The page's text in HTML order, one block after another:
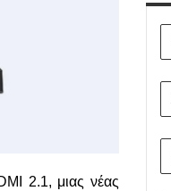
2.1, μιας νέας